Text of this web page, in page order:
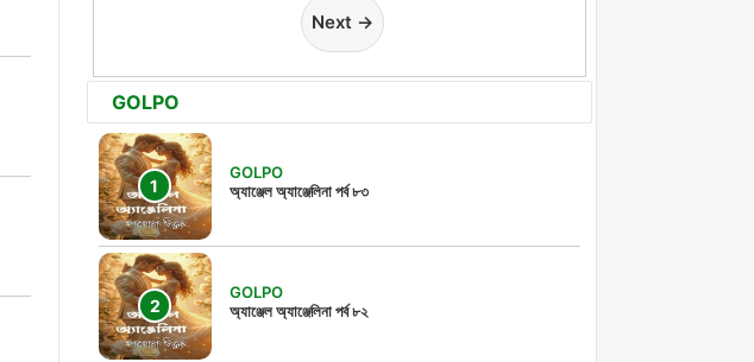
Next →
GOLPO
GOLPO
অ্যাঞ্জেল অ্যাঞ্জেলিনা পর্ব ৮৩
GOLPO
অ্যাঞ্জেল অ্যাঞ্জেলিনা পর্ব ৮২